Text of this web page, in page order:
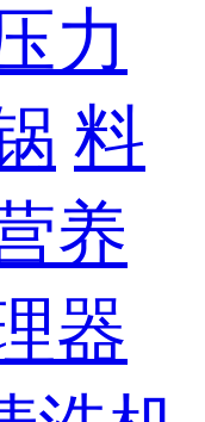
力
料
养
器